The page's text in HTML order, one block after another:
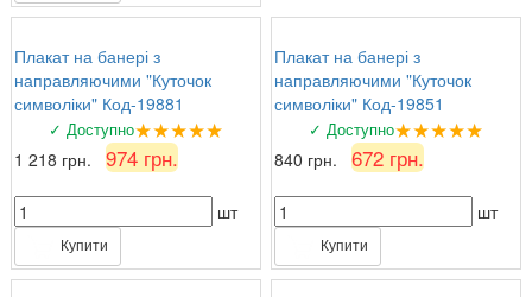
Плакат на банері з
направляючими "Куточок
символіки" Код-19881
✓ Доступно★★★★★
1 218 грн. 974 грн.
шт
Купити
Плакат на банері з
направляючими "Куточок
символіки" Код-19851
✓ Доступно★★★★★
840 грн. 672 грн.
шт
Купити